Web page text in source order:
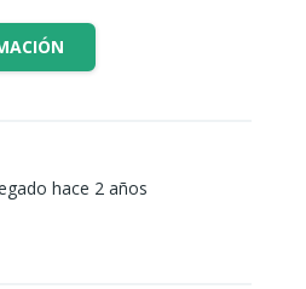
hace 2 años